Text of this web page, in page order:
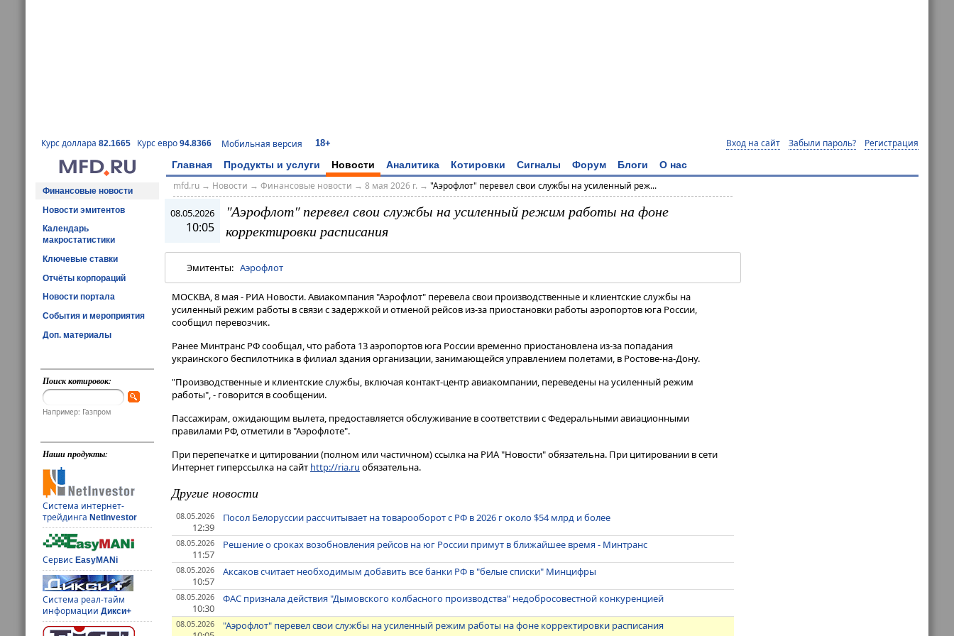
Курс доллара 82.1665 Курс евро 94.8366 Мобильная версия 18+ Вход на сайт Забыли пароль? Регистрация
Главная Продукты и услуги Новости Аналитика Котировки Сигналы Форум Блоги О нас
Финансовые новости
Новости эмитентов
Календарь
макростатистики
Ключевые ставки
Отчёты корпораций
Новости портала
События и мероприятия
Доп. материалы
Поиск котировок:
Например: Газпром
Наши продукты:
Система интернет-
трейдингаNetInvestor
СервисEasyMANi
Система реал-тайм
информацииДикси+
mfd.ru→ Новости → Финансовые новости → 8 мая 2026 г. → "Аэрофлот" перевел свои службы на усиленный реж...
08.05.2026
10:05
"Аэрофлот" перевел свои службы на усиленный режим работы на фоне
корректировки расписания
Эмитенты: Аэрофлот
МОСКВА, 8 мая - РИА Новости. Авиакомпания "Аэрофлот" перевела свои производственные и клиентские службы на
усиленный режим работы в связи с задержкой и отменой рейсов из-за приостановки работы аэропортов юга России,
сообщил перевозчик.
Ранее Минтранс РФ сообщал, что работа 13 аэропортов юга России временно приостановлена из-за попадания
украинского беспилотника в филиал здания организации, занимающейся управлением полетами, в Ростове-на-Дону​​​.
"Производственные и клиентские службы, включая контакт-центр авиакомпании, переведены на усиленный режим
работы", - говорится в сообщении.
Пассажирам, ожидающим вылета, предоставляется обслуживание в соответствии с Федеральными авиационными
правилами РФ, отметили в "Аэрофлоте".
При перепечатке и цитировании (полном или частичном) ссылка на РИА "Новости" обязательна. При цитировании в сети
Интернет гиперссылка на сайт http://ria.ru обязательна.
Другие новости
08.05.2026
12:39
Посол Белоруссии рассчитывает на товарооборот с РФ в 2026 г около $54 млрд и более
08.05.2026
11:57
Решение о сроках возобновления рейсов на юг России примут в ближайшее время - Минтранс
08.05.2026
10:57
Аксаков считает необходимым добавить все банки РФ в "белые списки" Минцифры
08.05.2026
10:30
ФАС признала действия "Дымовского колбасного производства" недобросовестной конкуренцией
08.05.2026 "Аэрофлот" перевел свои службы на усиленный режим работы на фоне корректировки расписания